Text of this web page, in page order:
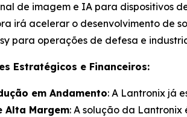
de imagem e IA para dispositivos
irá acelerar o desenvolvimento
para operações de defesa e
Estratégicos e Financeiros:
em Andamento: A Lantronix já
Alta Margem: A solução da